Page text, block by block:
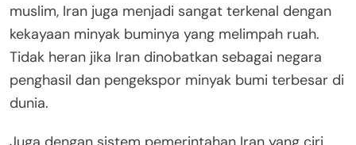
muslim, Iran juga menjadi sangat terkenal dengan
kekayaan minyak buminya yang melimpah ruah.
Tidak heran jika Iran dinobatkan sebagai negara
penghasil dan pengekspor minyak bumi terbesar di
dunia.